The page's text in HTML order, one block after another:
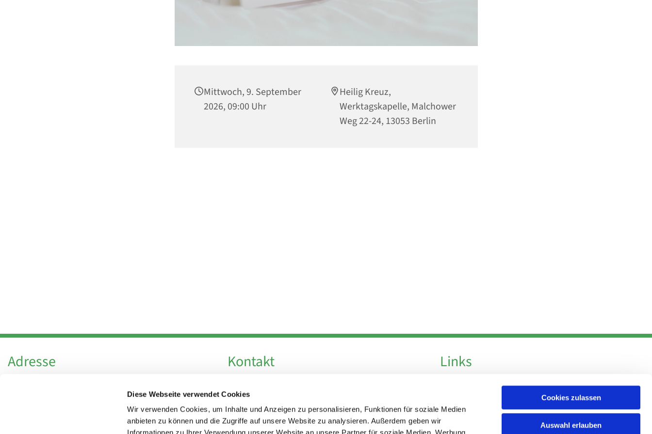
Diese Webseite verwendet Cookies
Wir verwenden Cookies, um Inhalte und Anzeigen zu personalisieren, Funktionen für soziale Medien
anbieten zu können und die Zugriffe auf unsere Website zu analysieren. Außerdem geben wir
Cookies zulassen
Auswahl erlauben
Mittwoch, 9. September
2026, 09:00 Uhr
Heilig Kreuz,
Werktagskapelle, Malchower
Weg 22-24, 13053 Berlin
Adresse
Hl. Theresa von Avila Berlin Nordost
Leitender Pfarrer - Norbert Pomplun
Kontakt
Fax +49 30 924 54 18
E-Mailinfo@theresa-von-avila-berlin.de
Links
Impressum